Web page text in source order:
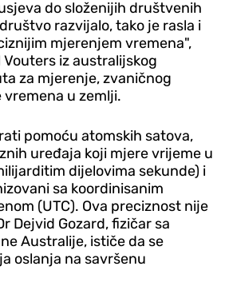
do složenijih društvenih
razvijalo, tako je rasla i
mjerenjem vremena",
iz australijskog
za mjerenje, zvaničnog
u zemlji.
pomoću atomskih satova,
uređaja koji mjere vrijeme u
dijelovima sekunde) i
sa koordinisanim
(UTC). Ova preciznost nije
Dejvid Gozard, fizičar sa
Australije, ističe da se
oslanja na savršenu